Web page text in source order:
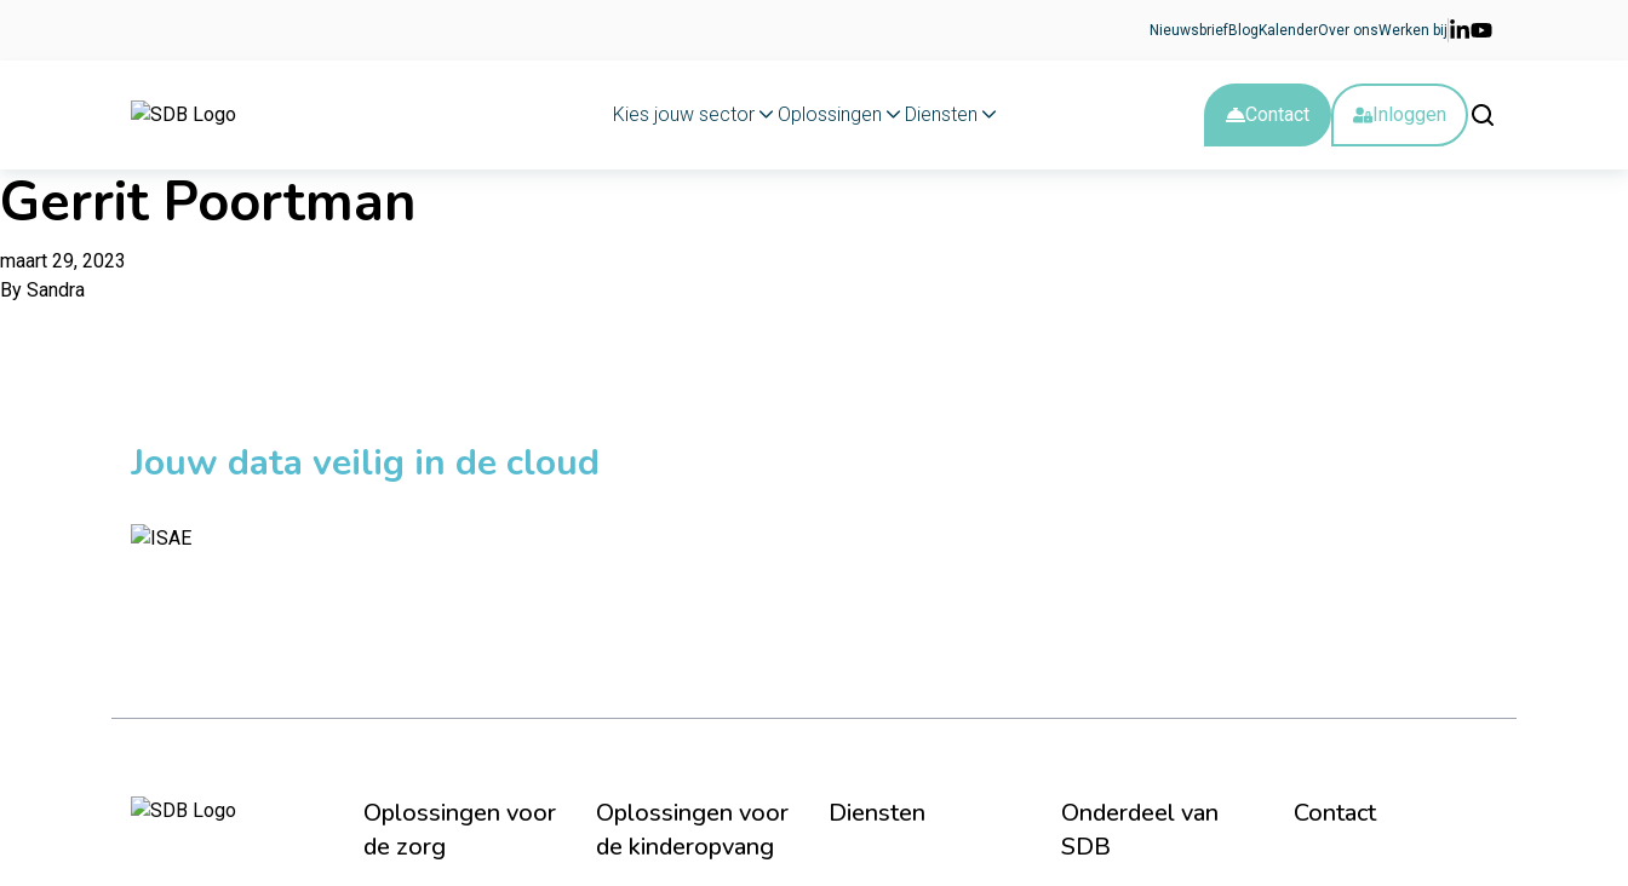
NieuwsbriefBlog KalenderOver onsWerken bij
Kies jouw sector Oplossingen Diensten Contact Inloggen
Gerrit Poortman
maart 29, 2023
By Sandra
Jouw data veilig in de cloud
Oplossingen voor
de zorg
Oplossingen voor
de kinderopvang
Diensten
Onderdeel van
SDB
Contact